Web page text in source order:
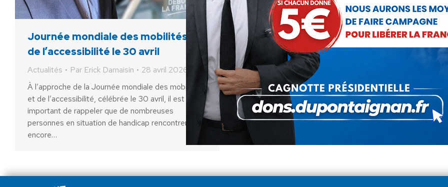
Journée mondiale des mobilités et
de l’accessibilité le 30 avril
Actualités Par Erick Damaisin
28 avril 2026
À l’approche de la Journée mondiale des mobilités
et de l’accessibilité, célébrée le 30 avril, il est
important de rappeler que de nombreuses
personnes en situation de handicap rencontrent
encore…